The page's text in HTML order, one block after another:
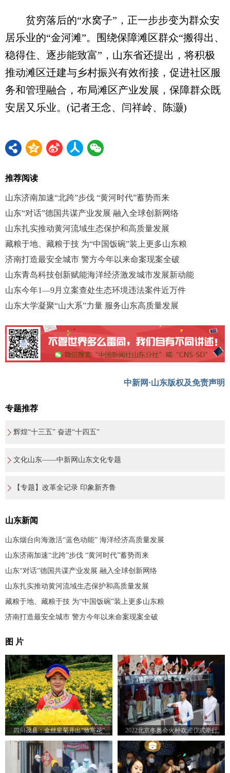
贫穷落后的“水窝子”，正一步步变为群众安
居乐业的“金河滩”。围绕保障滩区群众“搬得出、
稳得住、逐步能致富”，山东省还提出，将积极
推动滩区迁建与乡村振兴有效衔接，促进社区服
务和管理融合，布局滩区产业发展，保障群众既
安居又乐业。(记者王念、闫祥岭、陈灏)
推荐阅读
山东济南加速“北跨”步伐 “黄河时代”蓄势而来
山东“对话”德国共谋产业发展 融入全球创新网络
山东扎实推动黄河流域生态保护和高质量发展
藏粮于地、藏粮于技 为“中国饭碗”装上更多山东粮
济南打造最安全城市 警方今年以来命案现案全破
山东青岛科技创新赋能海洋经济激发城市发展新动能
山东今年1—9月立案查处生态环境违法案件近万件
山东大学凝聚“山大系”力量 服务山东高质量发展
中新网·山东版权及免责声明
专题推荐
辉煌“十三五” 奋进“十四五”
文化山东——中新网山东文化专题
【专题】改革全记录 印象新齐鲁
山东新闻
山东烟台向海激活“蓝色动能” 海洋经济高质量发展
山东济南加速“北跨”步伐 “黄河时代”蓄势而来
山东“对话”德国共谋产业发展 融入全球创新网络
山东扎实推动黄河流域生态保护和高质量发展
藏粮于地、藏粮于技 为“中国饭碗”装上更多山东粮
济南打造最安全城市 警方今年以来命案现案全破
图 片
四川茂县：金丝皇菊开出“致富花” 2022北京冬奥会火种欢迎仪式举行